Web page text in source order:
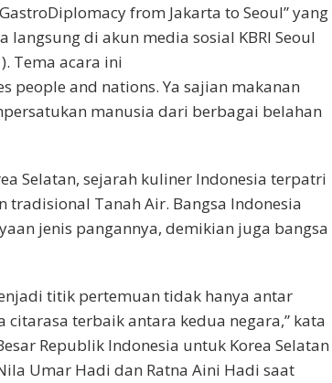
from Jakarta to Seoul” yang
langsung di akun media sosial KBRI Seoul
Tema acara ini
people and nations. Ya sajian makanan
manusia dari berbagai belahan
Selatan, sejarah kuliner Indonesia terpatri
tradisional Tanah Air. Bangsa Indonesia
jenis pangannya, demikian juga bangsa
titik pertemuan tidak hanya antar
terbaik antara kedua negara,” kata
Republik Indonesia untuk Korea Selatan
Umar Hadi dan Ratna Aini Hadi saat